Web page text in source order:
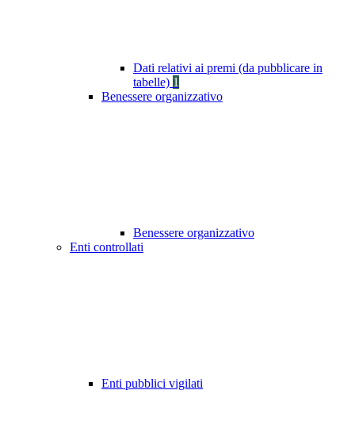
Dati relativi ai premi (da pubblicare in
tabelle) 1
Benessere organizzativo
Benessere organizzativo
Enti controllati
Enti pubblici vigilati